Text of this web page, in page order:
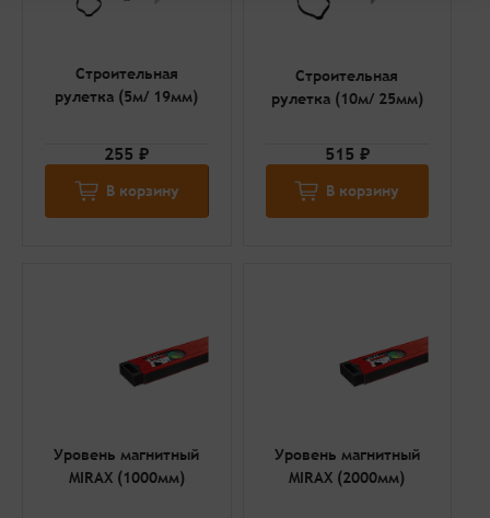
Строительная
рулетка (5м/ 19мм)
255 ₽
В корзину
Строительная
рулетка (10м/ 25мм)
515 ₽
В корзину
Уровень магнитный
MIRAX (1000мм)
Уровень магнитный
MIRAX (2000мм)